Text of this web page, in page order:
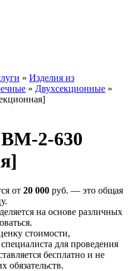
» Изделия из
» Двухсекционные »
2-630
от 20 000 руб. — это общая
на основе различных
стоимости,
для проведения
бесплатно и не
обязательств.